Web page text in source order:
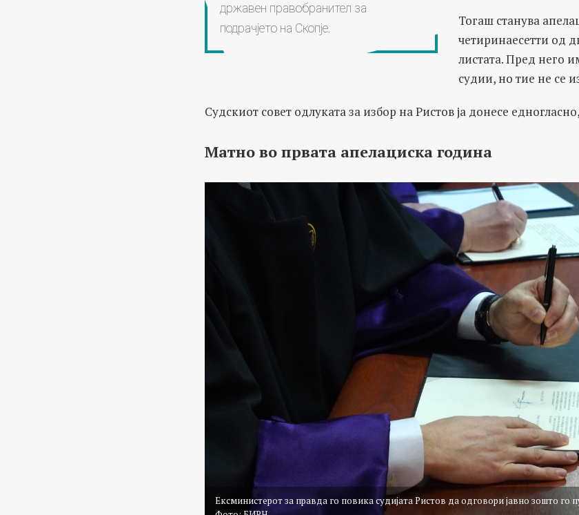
државен правобранител за
подрачјето на Скопје.
Тогаш станува
четиринаесетти од
листата. Пред него
судии, но тие не се
Судскиот совет одлуката за избор на Ристов ја донесе
Матно во првата апелациска година
Ексминистерот за правда го повика судијата Ристов да одговори јавно зошто го